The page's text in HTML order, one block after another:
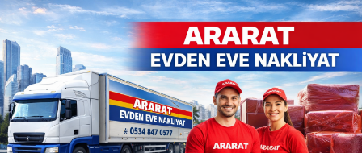
İçeriğe
geç